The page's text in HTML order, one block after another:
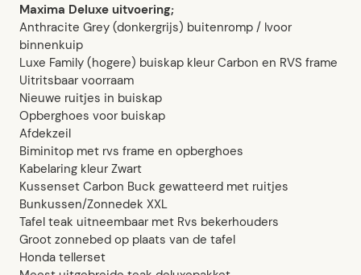
Maxima Deluxe uitvoering;
Anthracite Grey (donkergrijs) buitenromp / Ivoor
binnenkuip
Luxe Family (hogere) buiskap kleur Carbon en RVS frame
Uitritsbaar voorraam
Nieuwe ruitjes in buiskap
Opberghoes voor buiskap
Afdekzeil
Biminitop met rvs frame en opberghoes
Kabelaring kleur Zwart
Kussenset Carbon Buck gewatteerd met ruitjes
Bunkussen/Zonnedek XXL
Tafel teak uitneembaar met Rvs bekerhouders
Groot zonnebed op plaats van de tafel
Honda tellerset